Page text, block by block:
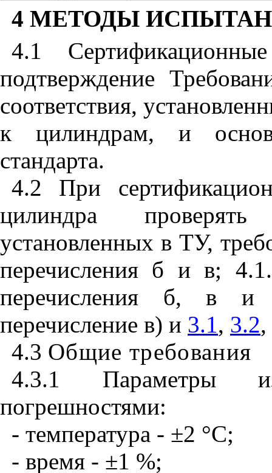
4 МЕТОДЫ
4.1
подтверждение
соответствия,
к цилиндрам, и
стандарта.
4.2 При
цилиндра проверять
установленных в ТУ,
перечисления б и в;
перечисления б, в и
перечисление в) и 3.1, 3.2,
4.3 Общие требования
4.3.1 Параметры
погрешностями:
- температура - ±2 °С;
- время - ±1 %;